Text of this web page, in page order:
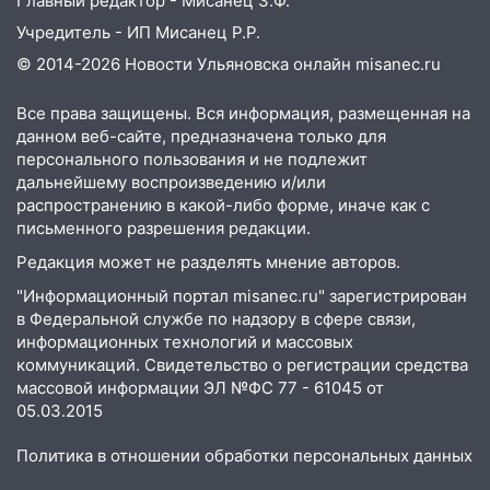
20:17 Ульяновская область девятую
неделю подряд удерживает самые
низкие цены на подсолнечное масло
Ульяновской области выросли надои
молока
18:20 В Ульяновской области до конца
года благоустроят 20 родников
сирот получили жильё с начала года
16:43 Дорожный сезон перевалил за
экватор: в Ульяновской области
обновили половину региональных трасс
16:31 В Ульяновской области
многоквартирный дом
Учредитель - ИП Мисанец Р.Р.
© 2014-2026 Новости Ульяновска онлайн misanec.ru
Все права защищены. Вся информация, размещенная на
данном веб-сайте, предназначена только для
персонального пользования и не подлежит
дальнейшему воспроизведению и/или
распространению в какой-либо форме, иначе как с
письменного разрешения редакции.
Редакция может не разделять мнение авторов.
"Информационный портал misanec.ru" зарегистрирован
в Федеральной службе по надзору в сфере связи,
информационных технологий и массовых
коммуникаций. Свидетельство о регистрации средства
массовой информации ЭЛ №ФС 77 - 61045 от
05.03.2015
Политика в отношении обработки персональных данных